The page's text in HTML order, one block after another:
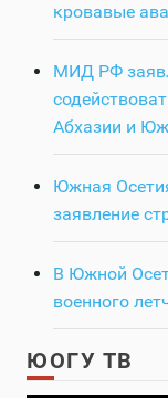
кровавые
МИД РФ
Абхазии и
Южная
заявление
В Южной
военного
ЮОГУ ТВ